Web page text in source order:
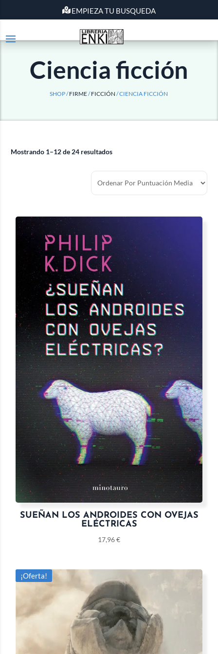
EMPIEZA TU BUSQUEDA
Ciencia ficción
SHOP /FIRME/FICCIÓN / CIENCIA FICCIÓN
Mostrando 1–12 de 24 resultados
SUEÑAN LOS ANDROIDES CON OVEJAS
ELÉCTRICAS
17,96€
¡Oferta!